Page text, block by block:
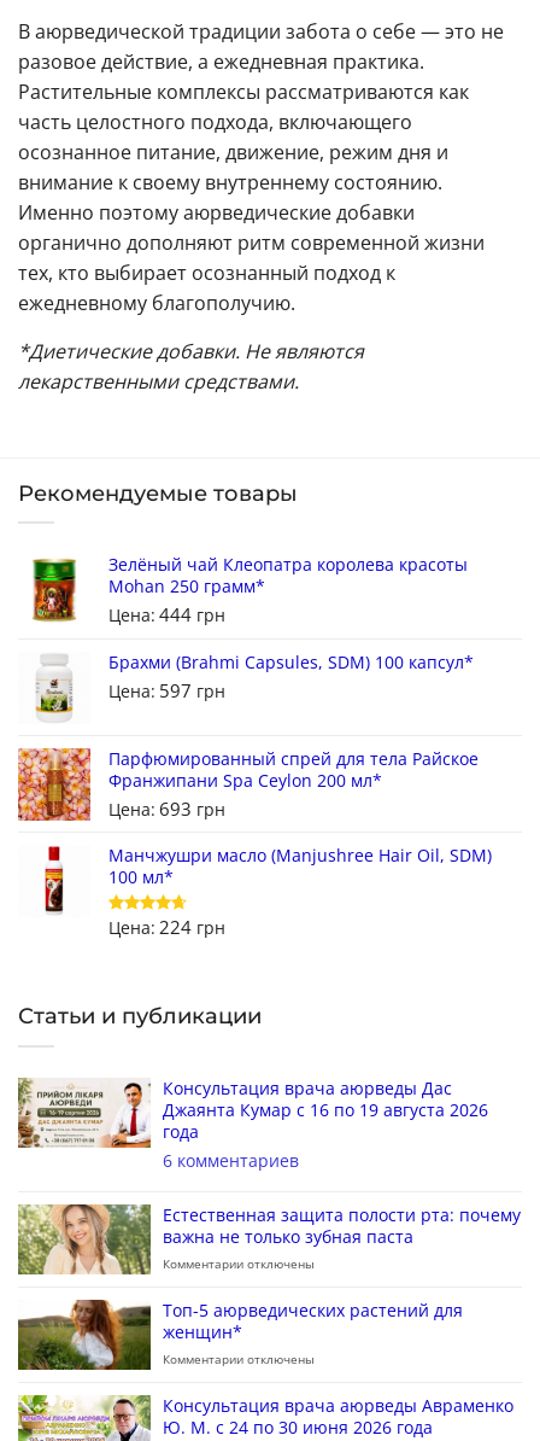
В аюрведической традиции забота о себе — это не
разовое действие, а ежедневная практика.
Растительные комплексы рассматриваются как
часть целостного подхода, включающего
осознанное питание, движение, режим дня и
внимание к своему внутреннему состоянию.
Именно поэтому аюрведические добавки
органично дополняют ритм современной жизни
тех, кто выбирает осознанный подход к
ежедневному благополучию.
*Диетические добавки. Не являются
лекарственными средствами.
Рекомендуемые товары
Зелёный чай Клеопатра королева красоты
Mohan 250 грамм*
Цена: 444 грн
Брахми (Brahmi Capsules, SDM) 100 капсул*
Цена: 597 грн
Парфюмированный спрей для тела Райское
Франжипани Spa Ceylon 200 мл*
Цена: 693 грн
Манчжушри масло (Manjushree Hair Oil, SDM)
100 мл*
Оценка
4.67
Цена: 224 грн
Статьи и публикации
Консультация врача аюрведы Дас
Джаянта Кумар с 16 по 19 августа 2026
года
6 комментариев
Естественная защита полости рта: почему
важна не только зубная паста
Комментарии отключены
Топ-5 аюрведических растений для
женщин*
Комментарии отключены
Консультация врача аюрведы Авраменко
Ю. М. с 24 по 30 июня 2026 года